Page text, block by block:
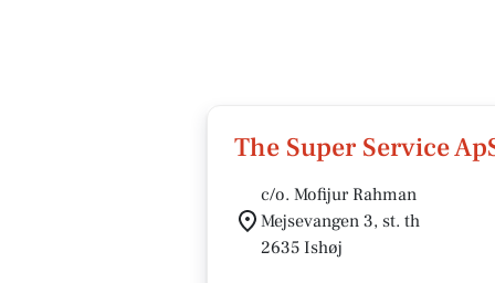
The Super Service
c/o. Mofijur Rahman
Mejsevangen 3, st. th
2635 Ishøj